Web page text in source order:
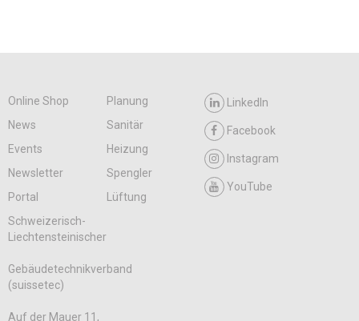
Online Shop
Planung
News
Sanitär
Events
Heizung
Newsletter
Spengler
Portal
Lüftung
LinkedIn
Facebook
Instagram
YouTube
Schweizerisch-
Liechtensteinischer
Gebäudetechnikverband
(suissetec)
Auf der Mauer 11,